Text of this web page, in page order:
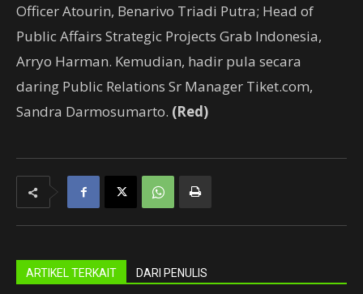
Officer Atourin, Benarivo Triadi Putra; Head of
Public Affairs Strategic Projects Grab Indonesia,
Arryo Harman. Kemudian, hadir pula secara
daring Public Relations Sr Manager Tiket.com,
Sandra Darmosumarto. (Red)
ARTIKEL TERKAIT DARI PENULIS